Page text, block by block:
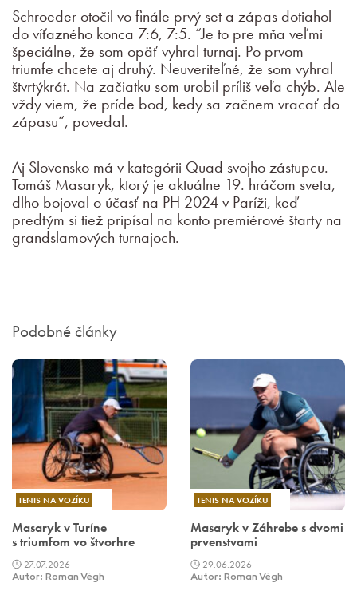
Schroeder otočil vo finále prvý set a zápas dotiahol
do víťazného konca 7:6, 7:5. “Je to pre mňa veľmi
špeciálne, že som opäť vyhral turnaj. Po prvom
triumfe chcete aj druhý. Neuveriteľné, že som vyhral
štvrtýkrát. Na začiatku som urobil príliš veľa chýb. Ale
vždy viem, že príde bod, kedy sa začnem vracať do
zápasu“, povedal.
Aj Slovensko má v kategórii Quad svojho zástupcu.
Tomáš Masaryk, ktorý je aktuálne 19. hráčom sveta,
dlho bojoval o účasť na PH 2024 v Paríži, keď
predtým si tiež pripísal na konto premiérové štarty na
grandslamových turnajoch.
Podobné články
TENIS NA VOZÍKU
Masaryk v Turíne
s triumfom vo štvorhre
27.07.2026
Autor: Roman Végh
TENIS NA VOZÍKU
Masaryk v Záhrebe s dvomi
prvenstvami
29.06.2026
Autor: Roman Végh